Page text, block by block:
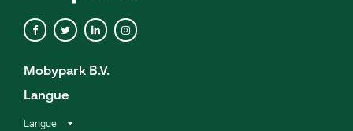
Mobypark B.V.
Langue
Langue